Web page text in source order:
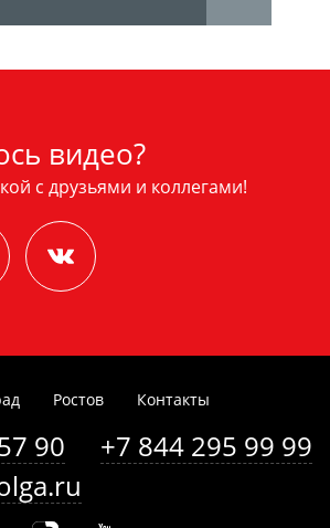
видео?
с друзьями и коллегами!
Ростов Контакты
90
+7 844 295 99 99